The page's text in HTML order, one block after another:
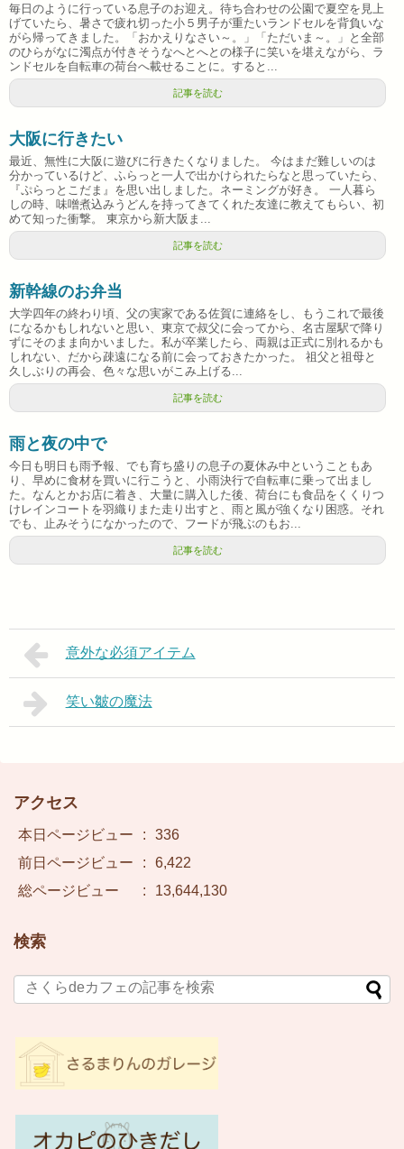
毎日のように行っている息子のお迎え。待ち合わせの公園で夏空を見上
げていたら、暑さで疲れ切った小５男子が重たいランドセルを背負いな
がら帰ってきました。「おかえりなさい～。」「ただいま～。」と全部
のひらがなに濁点が付きそうなへとへとの様子に笑いを堪えながら、ラ
ンドセルを自転車の荷台へ載せることに。すると...
記事を読む
大阪に行きたい
最近、無性に大阪に遊びに行きたくなりました。 今はまだ難しいのは
分かっているけど、ふらっと一人で出かけられたらなと思っていたら、
『ぷらっとこだま』を思い出しました。ネーミングが好き。 一人暮ら
しの時、味噌煮込みうどんを持ってきてくれた友達に教えてもらい、初
めて知った衝撃。 東京から新大阪ま...
記事を読む
新幹線のお弁当
大学四年の終わり頃、父の実家である佐賀に連絡をし、もうこれで最後
になるかもしれないと思い、東京で叔父に会ってから、名古屋駅で降り
ずにそのまま向かいました。私が卒業したら、両親は正式に別れるかも
しれない、だから疎遠になる前に会っておきたかった。 祖父と祖母と
久しぶりの再会、色々な思いがこみ上げる...
記事を読む
雨と夜の中で
今日も明日も雨予報、でも育ち盛りの息子の夏休み中ということもあ
り、早めに食材を買いに行こうと、小雨決行で自転車に乗って出まし
た。なんとかお店に着き、大量に購入した後、荷台にも食品をくくりつ
けレインコートを羽織りまた走り出すと、雨と風が強くなり困惑。それ
でも、止みそうになかったので、フードが飛ぶのもお...
記事を読む
意外な必須アイテム
笑い皺の魔法
アクセス
本日ページビュー :
336
前日ページビュー
:
6,422
総ページビュー
: 13,644,130
検索